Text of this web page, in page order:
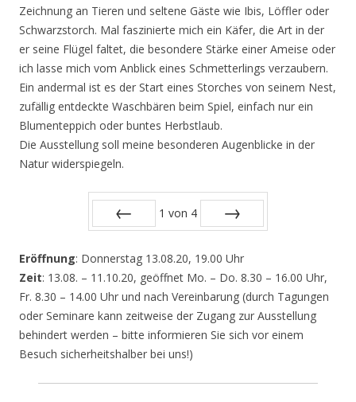
Zeichnung an Tieren und seltene Gäste wie Ibis, Löffler oder
Schwarzstorch. Mal faszinierte mich ein Käfer, die Art in der
er seine Flügel faltet, die besondere Stärke einer Ameise oder
ich lasse mich vom Anblick eines Schmetterlings verzaubern.
Ein andermal ist es der Start eines Storches von seinem Nest,
zufällig entdeckte Waschbären beim Spiel, einfach nur ein
Blumenteppich oder buntes Herbstlaub.
Die Ausstellung soll meine besonderen Augenblicke in der
Natur widerspiegeln.
1 von 4
Eröffnung: Donnerstag 13.08.20, 19.00 Uhr
Zeit: 13.08. – 11.10.20, geöffnet Mo. – Do. 8.30 – 16.00 Uhr,
Fr. 8.30 – 14.00 Uhr und nach Vereinbarung (durch Tagungen
oder Seminare kann zeitweise der Zugang zur Ausstellung
behindert werden – bitte informieren Sie sich vor einem
Besuch sicherheitshalber bei uns!)